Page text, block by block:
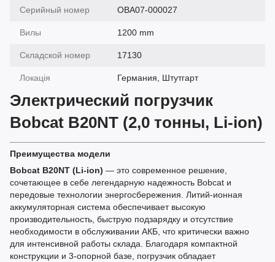
Серийный номер OBA07-000027
Вилы 1200 mm
Складской номер 17130
Локація Германия, Штутгарт
Электрический погрузчик
Bobcat B20NT (2,0 тонны, Li-ion)
Преимущества модели
Bobcat B20NT (Li-ion) — это современное решение,
сочетающее в себе легендарную надежность Bobcat и
передовые технологии энергосбережения. Литий-ионная
аккумуляторная система обеспечивает высокую
производительность, быструю подзарядку и отсутствие
необходимости в обслуживании АКБ, что критически важно
для интенсивной работы склада. Благодаря компактной
конструкции и 3-опорной базе, погрузчик обладает